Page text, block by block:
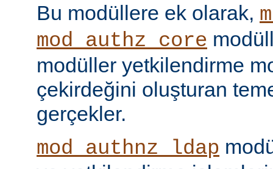
Bu modüllere ek olarak,
mod_authz_core
modüller yetkilendirme
çekirdeğini oluşturan
gerçekler.
mod_authnz_ldap